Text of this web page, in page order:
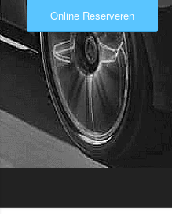
Online Reserveren